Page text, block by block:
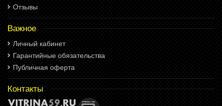
Отзывы
Важное
Личный кабинет
Гарантийные обязательства
Публичная оферта
Контакты